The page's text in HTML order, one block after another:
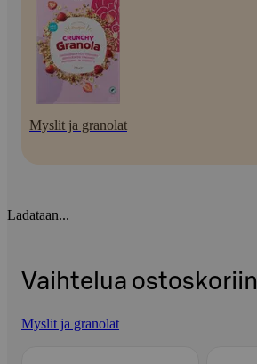
Myslit ja granolat
Ladataan...
Vaihtelua ostoskoriin
Myslit ja granolat